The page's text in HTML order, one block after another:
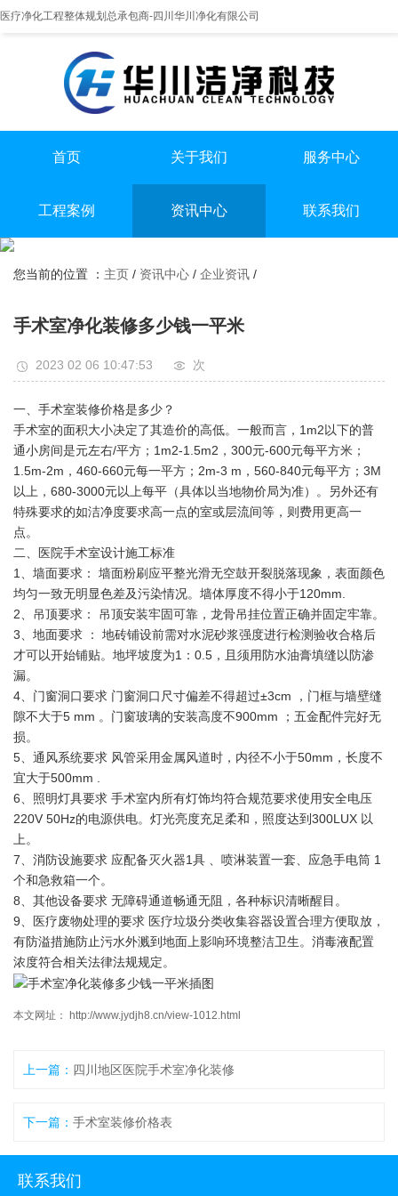
医疗净化工程整体规划总承包商-四川华川净化有限公司
提供实医疗净化整体解决方案
首页 关于我们 服务中心
手术室净化装修
实验室净化装修
工程案例
无尘车间
资讯中心 联系我们
您当前的位置 ： 主页 / 资讯中心 / 企业资讯 /
手术室净化装修多少钱一平米
2023 02 06 10:47:53 次
一、手术室装修价格是多少？
手术室的面积大小决定了其造价的高低。一般而言，1m2以下的普
通小房间是元左右/平方；1m2-1.5m2，300元-600元每平方米；
1.5m-2m，460-660元每一平方；2m-3 m，560-840元每平方；3M
以上，680-3000元以上每平（具体以当地物价局为准）。另外还有
特殊要求的如洁净度要求高一点的室或层流间等，则费用更高一
点。
二、医院手术室设计施工标准
1、墙面要求： 墙面粉刷应平整光滑无空鼓开裂脱落现象，表面颜色
均匀一致无明显色差及污染情况。墙体厚度不得小于120mm.
2、吊顶要求： 吊顶安装牢固可靠，龙骨吊挂位置正确并固定牢靠。
3、地面要求 ： 地砖铺设前需对水泥砂浆强度进行检测验收合格后
才可以开始铺贴。地坪坡度为1：0.5，且须用防水油膏填缝以防渗
漏。
4、门窗洞口要求 门窗洞口尺寸偏差不得超过±3cm ，门框与墙壁缝
隙不大于5 mm 。门窗玻璃的安装高度不900mm ；五金配件完好无
损。
5、通风系统要求 风管采用金属风道时，内径不小于50mm，长度不
宜大于500mm .
6、照明灯具要求 手术室内所有灯饰均符合规范要求使用安全电压
220V 50Hz的电源供电。灯光亮度充足柔和，照度达到300LUX 以
上。
7、消防设施要求 应配备灭火器1具 、喷淋装置一套、应急手电筒 1
个和急救箱一个。
8、其他设备要求 无障碍通道畅通无阻，各种标识清晰醒目。
9、医疗废物处理的要求 医疗垃圾分类收集容器设置合理方便取放，
有防溢措施防止污水外溅到地面上影响环境整洁卫生。消毒液配置
浓度符合相关法律法规规定。
本文网址： http://www.jydjh8.cn/view-1012.html
上一篇： 四川地区医院手术室净化装修
下一篇： 手术室装修价格表
联系我们